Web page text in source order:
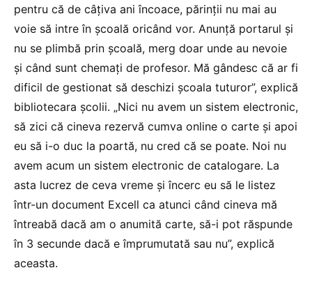
pentru că de câțiva ani încoace, părinții nu mai au
voie să intre în școală oricând vor. Anunță portarul și
nu se plimbă prin școală, merg doar unde au nevoie
și când sunt chemați de profesor. Mă gândesc că ar fi
dificil de gestionat să deschizi școala tuturor”, explică
bibliotecara școlii. „Nici nu avem un sistem electronic,
să zici că cineva rezervă cumva online o carte și apoi
eu să i-o duc la poartă, nu cred că se poate. Noi nu
avem acum un sistem electronic de catalogare. La
asta lucrez de ceva vreme și încerc eu să le listez
într-un document Excell ca atunci când cineva mă
întreabă dacă am o anumită carte, să-i pot răspunde
în 3 secunde dacă e împrumutată sau nu”, explică
aceasta.